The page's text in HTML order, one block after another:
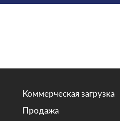
Коммерческая загрузка
Продажа